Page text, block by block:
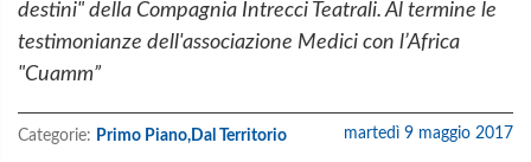
destini" della Compagnia Intrecci Teatrali. Al termine le
testimonianze dell'associazione Medici con l’Africa
"Cuamm”
martedì 9 maggio 2017
Categorie: Primo Piano, Dal Territorio